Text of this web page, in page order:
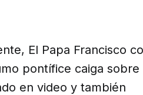
El Papa Francisco
pontífice caiga sobre
en video y también